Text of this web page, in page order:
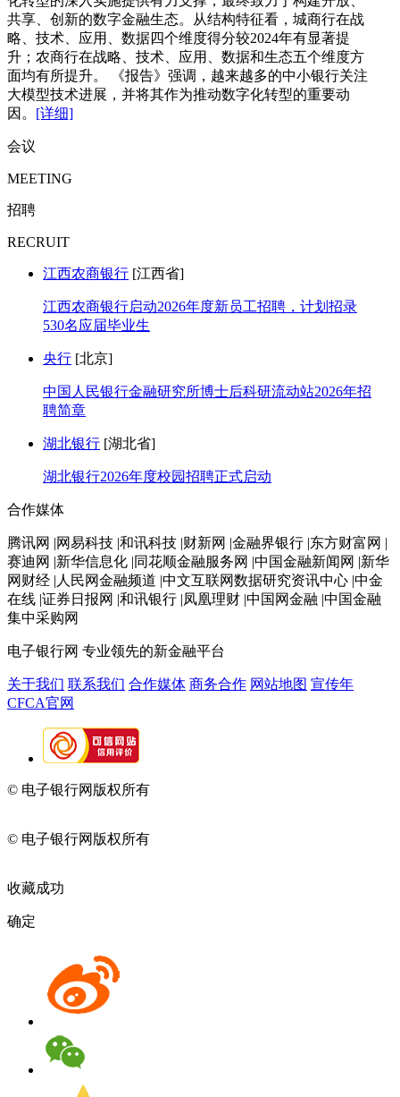
共享、创新的数字金融生态。从结构特征看，城商行在战
略、技术、应用、数据四个维度得分较2024年有显著提
升；农商行在战略、技术、应用、数据和生态五个维度方
面均有所提升。 《报告》强调，越来越多的中小银行关注
大模型技术进展，并将其作为推动数字化转型的重要动
因。 [详细]
会议
MEETING
招聘
RECRUIT
江西农商银行 [江西省]
江西农商银行启动2026年度新员工招聘，计划招录
530名应届毕业生
央行 [北京]
中国人民银行金融研究所博士后科研流动站2026年招
聘简章
湖北银行 [湖北省]
湖北银行2026年度校园招聘正式启动
合作媒体
腾讯网 |网易科技 |和讯科技 |财新网 |金融界银行 |东方财富网 |
赛迪网 |新华信息化 |同花顺金融服务网 |中国金融新闻网 |新华
网财经 |人民网金融频道 |中文互联网数据研究资讯中心 |中金
在线 |证券日报网 |和讯银行 |凤凰理财 |中国网金融 |中国金融
集中采购网
电子银行网 专业领先的新金融平台
关于我们 联系我们 合作媒体 商务合作 网站地图 宣传年
CFCA官网
© 电子银行网版权所有
© 电子银行网版权所有
收藏成功
确定